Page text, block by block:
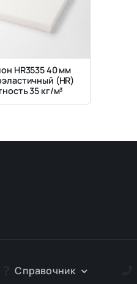
HR3535 40 мм
(HR)
35 кг/м³
Справочник